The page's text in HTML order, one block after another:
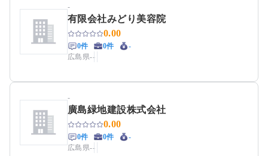
-
有限会社みどり美容院
0.00
0件 0件
-
広島県--
-
廣島緑地建設株式会社
0.00
0件 0件
-
広島県--